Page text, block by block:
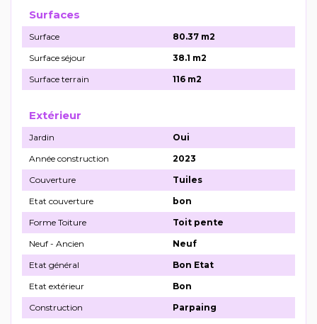
Surfaces
Surface
80.37 m2
Surface séjour
38.1 m2
Surface terrain
116 m2
Extérieur
Jardin
Oui
Année construction
2023
Couverture
Tuiles
Etat couverture
bon
Forme Toiture
Toit pente
Neuf - Ancien
Neuf
Etat général
Bon Etat
Etat extérieur
Bon
Construction
Parpaing